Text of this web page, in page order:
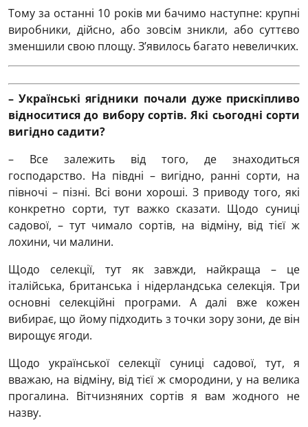
Тому за останні 10 років ми бачимо наступне: крупні
виробники, дійсно, або зовсім зникли, або суттєво
зменшили свою площу. З’явилось багато невеличких.
– Українські ягідники почали дуже прискіпливо
відноситися до вибору сортів. Які сьогодні сорти
вигідно садити?
– Все залежить від того, де знаходиться
господарство. На півдні – вигідно, ранні сорти, на
півночі – пізні. Всі вони хороші. З приводу того, які
конкретно сорти, тут важко сказати. Щодо суниці
садової, – тут чимало сортів, на відміну, від тієї ж
лохини, чи малини.
Щодо селекції, тут як завжди, найкраща – це
італійська, британська і нідерландська селекція. Три
основні селекційні програми. А далі вже кожен
вибирає, що йому підходить з точки зору зони, де він
вирощує ягоди.
Щодо української селекції суниці садової, тут, я
вважаю, на відміну, від тієї ж смородини, у на велика
прогалина. Вітчизняних сортів я вам жодного не
назву.